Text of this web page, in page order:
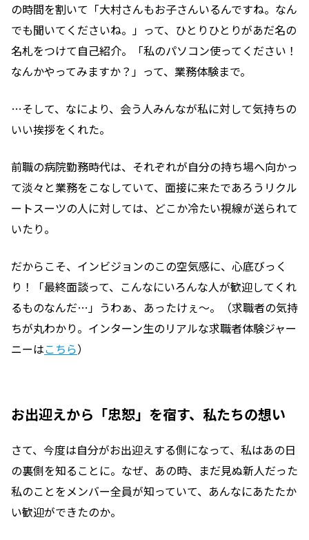
の時間を割いて「大村さんもお子さんいるんですね。なん
でも聞いてくださいね。」って、ひとりひとりがあだ名の
名札をつけて自己紹介。「私のパソコン使ってください！
なんかやってみますか？」って、業務体験まで。
…そして、なにより、会う人みんなが私に対して気持ちの
いい挨拶をくれた。
前職の病院勤務時代は、それぞれが自分の持ち場へ向かっ
て淡々と業務をこなしていて、面接に来たであろうリクル
ートスーツの人に対しては、どこか冷たい視線が送られて
いたり。
だからこそ、インビジョンのこの空気感に、心底びっく
り！「最終面談って、こんなにいろんな人が歓迎してくれ
るものなんだ…」うわぁ、あったけぇ～。（求職者の気持
ちが丸わかり。インターン生のリアルな求職者体験ジャー
ニーはこちら）
お出迎えから「忠恕」を宿す、私たちの想い
さて、今度は自分がお出迎えする側になって、私はあの日
の裏側を知ることに。なぜ、あの時、まだ見ぬ新人だった
私のことをメンバー全員が知っていて、あんなにあたたか
い歓迎ができたのか。